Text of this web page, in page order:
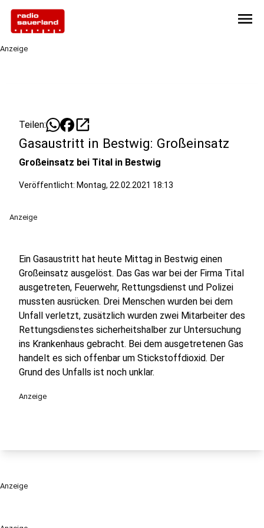
menu
Anzeige
Teilen: open_in_new
Gasaustritt in Bestwig: Großeinsatz
Großeinsatz bei Tital in Bestwig
Veröffentlicht: Montag, 22.02.2021 18:13
Anzeige
Ein Gasaustritt hat heute Mittag in Bestwig einen
Großeinsatz ausgelöst. Das Gas war bei der Firma Tital
ausgetreten, Feuerwehr, Rettungsdienst und Polizei
mussten ausrücken. Drei Menschen wurden bei dem
Unfall verletzt, zusätzlich wurden zwei Mitarbeiter des
Rettungsdienstes sicherheitshalber zur Untersuchung
ins Krankenhaus gebracht. Bei dem ausgetretenen Gas
handelt es sich offenbar um Stickstoffdioxid. Der
Grund des Unfalls ist noch unklar.
Anzeige
Anzeige